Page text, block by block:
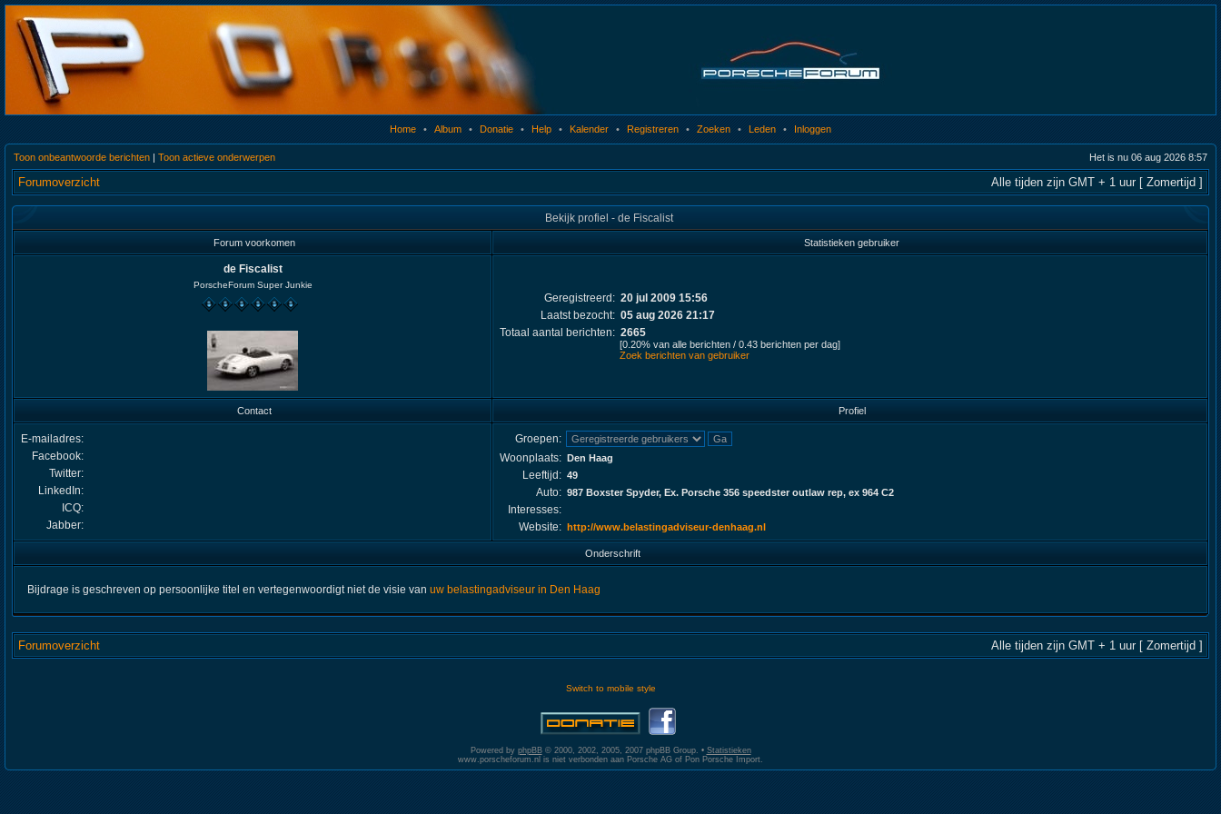
Home • Album • Donatie • Help • Kalender • Registreren • Zoeken • Leden • Inloggen
Toon onbeantwoorde berichten | Toon actieve onderwerpen Het is nu 06 aug 2026 8:57
Forumoverzicht Alle tijden zijn GMT + 1 uur [ Zomertijd ]
Bekijk profiel - de Fiscalist
Forum voorkomen Statistieken gebruiker
de Fiscalist
PorscheForum Super Junkie
Geregistreerd: 20 jul 2009 15:56
Laatst bezocht: 05 aug 2026 21:17
Totaal aantal berichten: 2665
[0.20% van alle berichten / 0.43 berichten per dag]
Zoek berichten van gebruiker
Contact Profiel
E-mailadres:
Facebook:
Twitter:
LinkedIn:
ICQ:
Jabber:
Groepen:
Woonplaats: Den Haag
Leeftijd: 49
Auto: 987 Boxster Spyder, Ex. Porsche 356 speedster outlaw rep, ex 964 C2
Interesses:
Website: http://www.belastingadviseur-denhaag.nl
Onderschrift
Bijdrage is geschreven op persoonlijke titel en vertegenwoordigt niet de visie van uw belastingadviseur in Den Haag
Forumoverzicht Alle tijden zijn GMT + 1 uur [ Zomertijd ]
Switch to mobile style
Powered by phpBB© 2000, 2002, 2005, 2007 phpBB Group. • Statistieken
www.porscheforum.nl is niet verbonden aan Porsche AG of Pon Porsche Import.